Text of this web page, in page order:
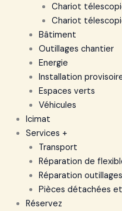
Chariot
Chariot
Bâtiment
Outillages chantier
Energie
Installation
Espaces verts
Véhicules
Icimat
Services +
Transport
Réparation de
Réparation
Pièces détachées
Réservez